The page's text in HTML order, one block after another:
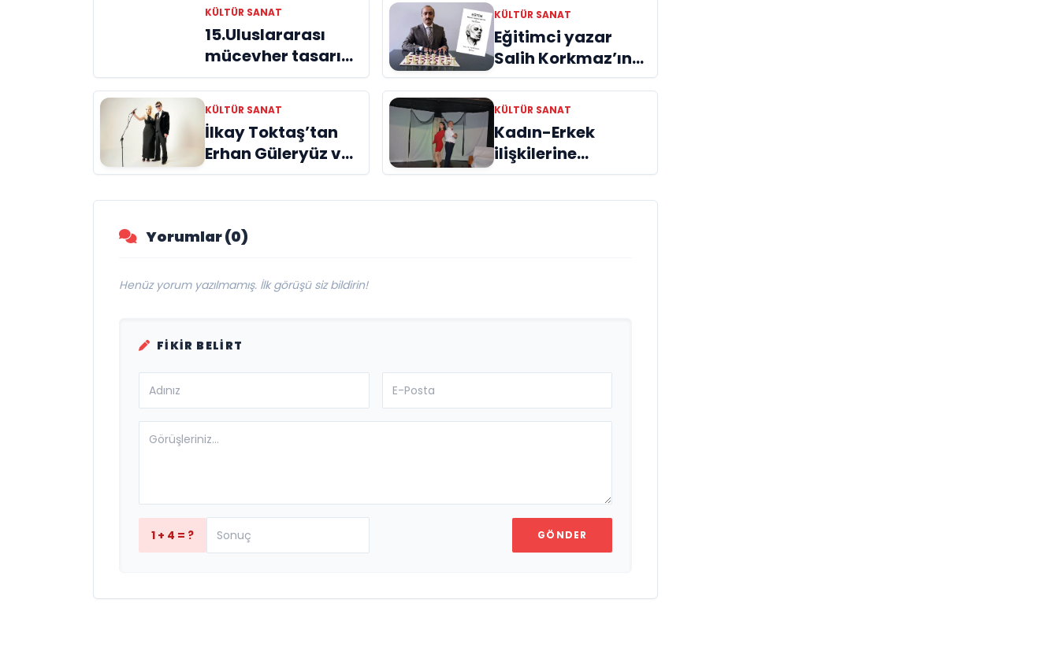
KÜLTÜR SANAT
15.Uluslararası
mücevher tasarım
yarışmasının
finalistleri belli
oldu
KÜLTÜR SANAT
Eğitimci yazar
Salih Korkmaz’ın
EĞİTİM kitabı hala
büyük ilgi görmeye
devam ediyor
KÜLTÜR SANAT
İlkay Toktaş’tan
Erhan Güleryüz ve
Hüsnü Şenlendirici
işbirliğiyle
manifestosu:
KÜLTÜR SANAT
Kadın-Erkek
ilişkilerine
“Araf’tan mizahi
bir bakış
Yorumlar (0)
Henüz yorum yazılmamış. İlk görüşü siz bildirin!
FIKIR BELIRT
1 + 4 = ? GÖNDER